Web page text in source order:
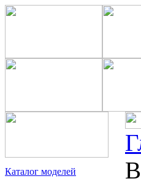
Каталог моделей